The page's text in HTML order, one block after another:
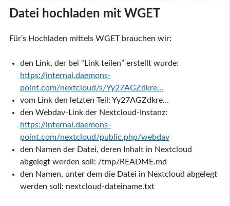
Datei hochladen mit WGET
Für’s Hochladen mittels WGET brauchen wir:
den Link, der bei “Link teilen” erstellt wurde:
https://internal.daemons-
point.com/nextcloud/s/Yy27AGZdkre…
vom Link den letzten Teil: Yy27AGZdkre…
den Webdav-Link der Nextcloud-Instanz:
https://internal.daemons-
point.com/nextcloud/public.php/webdav
den Namen der Datei, deren Inhalt in Nextcloud
abgelegt werden soll: /tmp/README.md
den Namen, unter dem die Datei in Nextcloud abgelegt
werden soll: nextcloud-dateiname.txt